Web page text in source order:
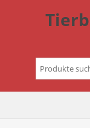
Suchen
nach: